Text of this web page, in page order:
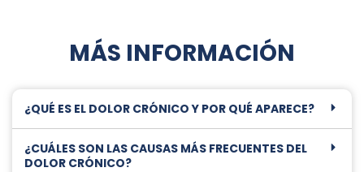
MÁS INFORMACIÓN
¿QUÉ ES EL DOLOR CRÓNICO Y POR QUÉ APARECE?
¿CUÁLES SON LAS CAUSAS MÁS FRECUENTES DEL
DOLOR CRÓNICO?